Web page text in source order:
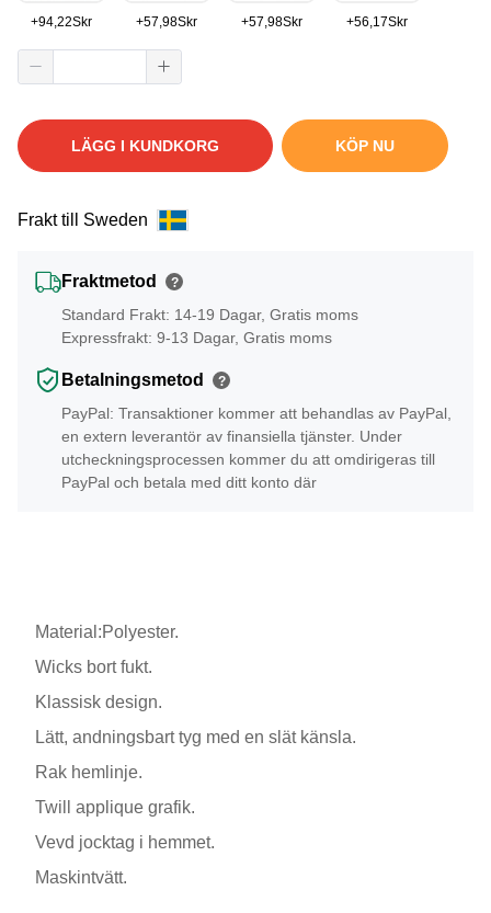
+94,22Skr +57,98Skr +57,98Skr +56,17Skr
LÄGG I KUNDKORG KÖP NU
Frakt till Sweden
Fraktmetod ?
Standard Frakt: 14-19 Dagar, Gratis moms
Expressfrakt: 9-13 Dagar, Gratis moms
Betalningsmetod ?
PayPal: Transaktioner kommer att behandlas av PayPal,
en extern leverantör av finansiella tjänster. Under
utcheckningsprocessen kommer du att omdirigeras till
PayPal och betala med ditt konto där
Material:Polyester.
Wicks bort fukt.
Klassisk design.
Lätt, andningsbart tyg med en slät känsla.
Rak hemlinje.
Twill applique grafik.
Vevd jocktag i hemmet.
Maskintvätt.